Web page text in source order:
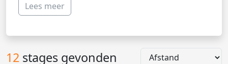
Lees meer
12 stages gevonden